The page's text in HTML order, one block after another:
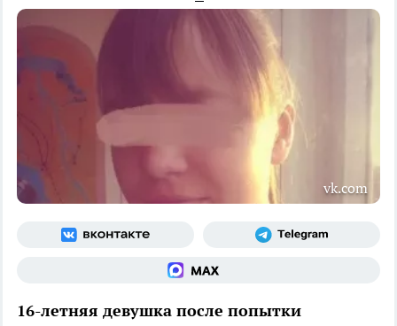
vk.com
16-летняя девушка после попытки